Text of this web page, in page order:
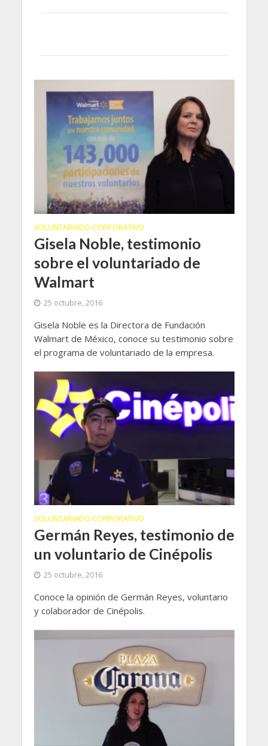
VOLUNTARIADO CORPORATIVO
Gisela Noble, testimonio
sobre el voluntariado de
Walmart
25 octubre, 2016
Gisela Noble es la Directora de Fundación
Walmart de México, conoce su testimonio sobre
el programa de voluntariado de la empresa.
VOLUNTARIADO CORPORATIVO
Germán Reyes, testimonio de
un voluntario de Cinépolis
25 octubre, 2016
Conoce la opinión de Germán Reyes, voluntario
y colaborador de Cinépolis.